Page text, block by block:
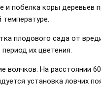
и побелка коры деревьев
плодового сада от
их цветения.
волчков. На расстоянии
установка ловчих